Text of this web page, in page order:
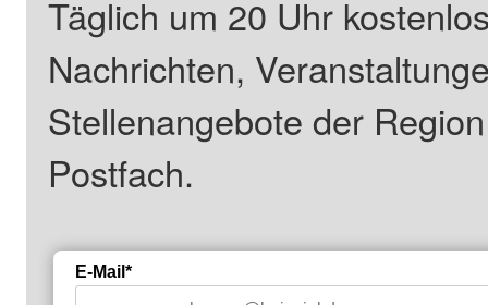
Täglich um 20 Uhr
Nachrichten,
Stellenangebote der
Postfach.
E-Mail*